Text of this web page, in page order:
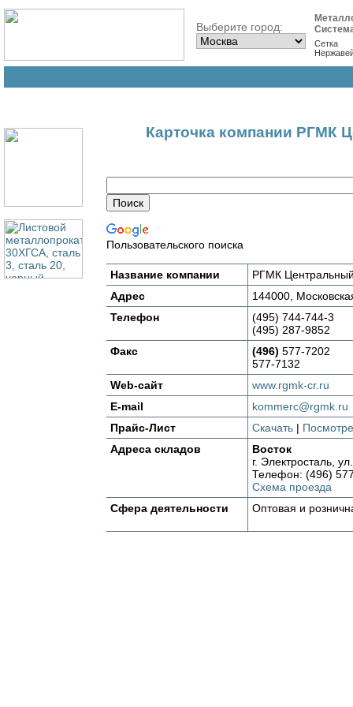
Выберите город:
Сетка
Карточка компании РГМК
Пользовательского поиска
Название компании
РГМК
Адрес
144000,
Телефон
(495) 744-744-3
(495) 287-9852
Факс
(496) 577-7202
577-7132
Web-сайт
www.rgmk-cr.ru
E-mail
kommerc@rgmk.ru
Прайс-Лист
Скачать |
Адреса складов
Восток
г. Электросталь,
Телефон: (496)
Схема проезда
Сфера деятельности
Оптовая и